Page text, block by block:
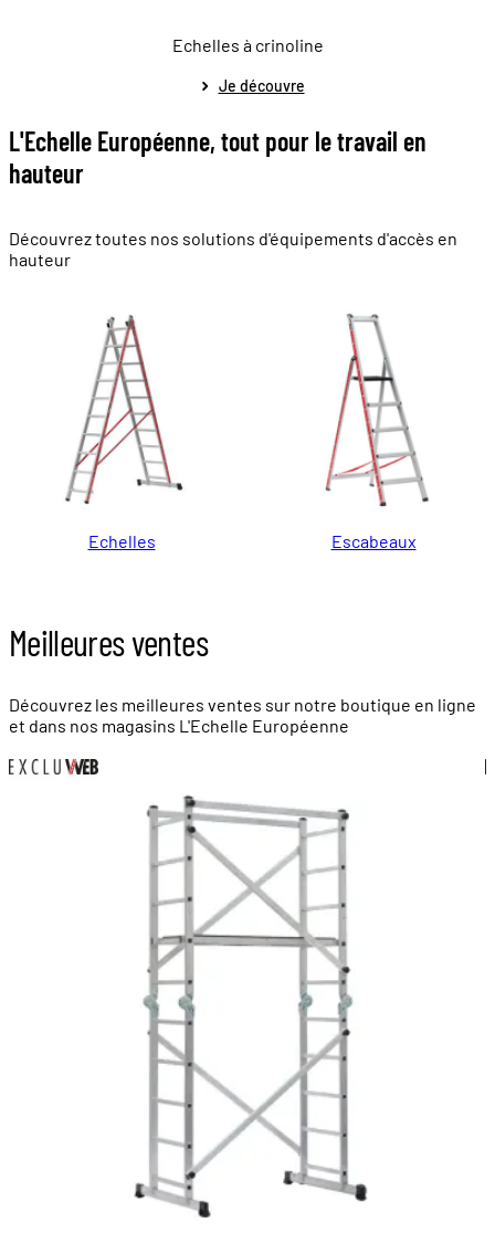
Echelles à crinoline
Je découvre
L'Echelle Européenne, tout pour le travail en
hauteur
Découvrez toutes nos solutions d'équipements d'accès en
hauteur
Echelles Escabeaux
Meilleures ventes
Découvrez les meilleures ventes sur notre boutique en ligne
et dans nos magasins L'Echelle Européenne